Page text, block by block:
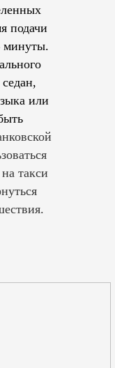
подачи
минуты.
или
такси